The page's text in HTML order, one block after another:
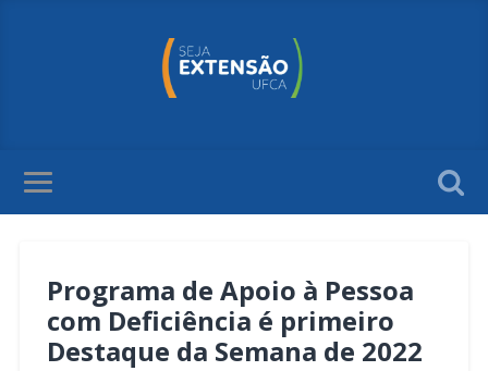
Programa de Apoio à Pessoa
com Deficiência é primeiro
Destaque da Semana de 2022